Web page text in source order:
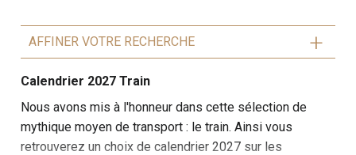
AFFINER VOTRE RECHERCHE
Calendrier 2027 Train
Nous avons mis à l'honneur dans cette sélection de
mythique moyen de transport : le train. Ainsi vous
retrouverez un choix de calendrier 2027 sur les